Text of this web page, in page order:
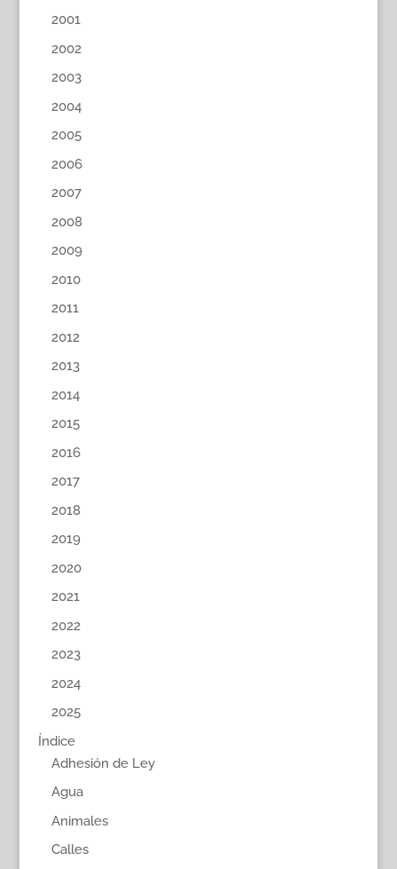
2001
2002
2003
2004
2005
2006
2007
2008
2009
2010
2011
2012
2013
2014
2015
2016
2017
2018
2019
2020
2021
2022
2023
2024
2025
Índice
Adhesión de Ley
Agua
Animales
Calles